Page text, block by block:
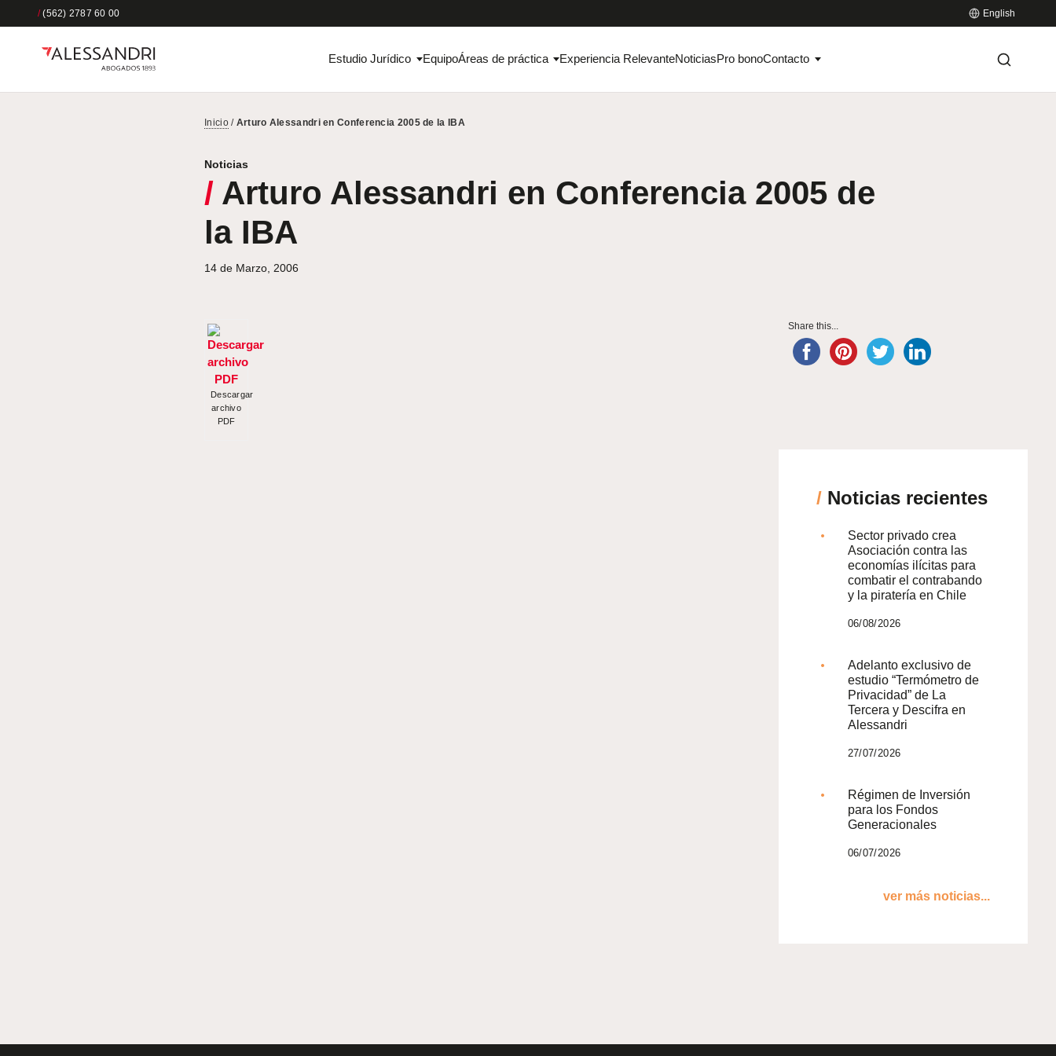
/(562) 2787 60 00 English
Estudio Jurídico EquipoÁreas de práctica Experiencia RelevanteNoticiasPro bonoContacto
Inicio/ Arturo Alessandri en Conferencia 2005 de la IBA
Noticias
/ Arturo Alessandri en Conferencia 2005 de
la IBA
14 de Marzo, 2006
Descargar
archivo
PDF
Share this...
/Noticias recientes
Sector privado crea
Asociación contra las
economías ilícitas para
combatir el contrabando
y la piratería en Chile
06/08/2026
Adelanto exclusivo de
estudio “Termómetro de
Privacidad” de La
Tercera y Descifra en
Alessandri
27/07/2026
Régimen de Inversión
para los Fondos
Generacionales
06/07/2026
ver más noticias...